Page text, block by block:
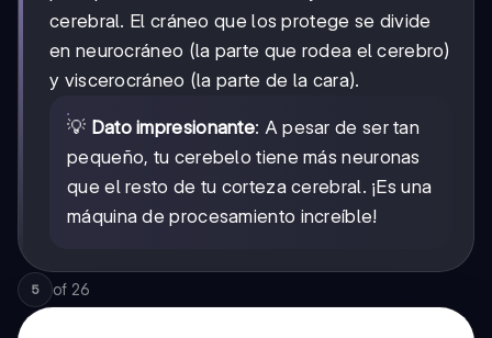
cerebral. El cráneo que los protege se divide
en neurocráneo (la parte que rodea el cerebro)
y viscerocráneo (la parte de la cara).
💡 Dato impresionante: A pesar de ser tan
pequeño, tu cerebelo tiene más neuronas
que el resto de tu corteza cerebral. ¡Es una
máquina de procesamiento increíble!
5 of 26